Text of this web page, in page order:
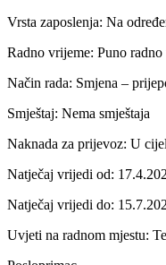
Vrsta zaposlenja: Na
Radno vrijeme: Puno
Način rada: Smjena –
Smještaj: Nema smještaja
Naknada za prijevoz: U
Natječaj vrijedi od:
Natječaj vrijedi do:
Uvjeti na radnom mjestu: